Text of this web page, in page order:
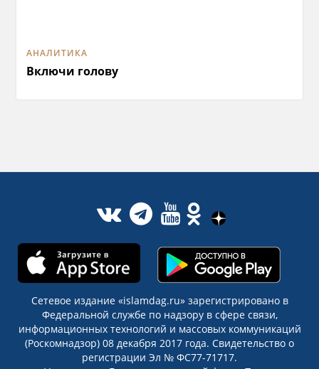
АНАЛИТИКА
Включи голову
Сетевое издание «islamdag.ru» зарегистрировано в
Федеральной службе по надзору в сфере связи,
информационных технологий и массовых коммуникаций
(Роскомнадзор) 08 декабря 2017 года. Свидетельство о
регистрации Эл № ФС77-71717.